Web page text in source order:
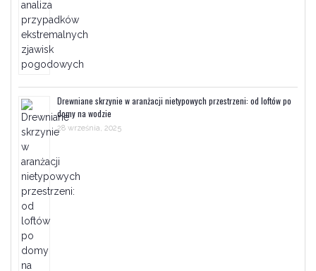
Drewniane skrzynie w aranżacji nietypowych przestrzeni: od loftów po
domy na wodzie
28 września, 2025